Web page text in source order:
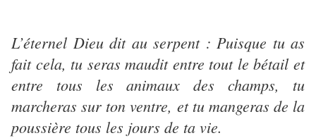
L’éternel Dieu dit au serpent : Puisque tu as
fait cela, tu seras maudit entre tout le bétail et
entre tous les animaux des champs, tu
marcheras sur ton ventre, et tu mangeras de la
poussière tous les jours de ta vie.